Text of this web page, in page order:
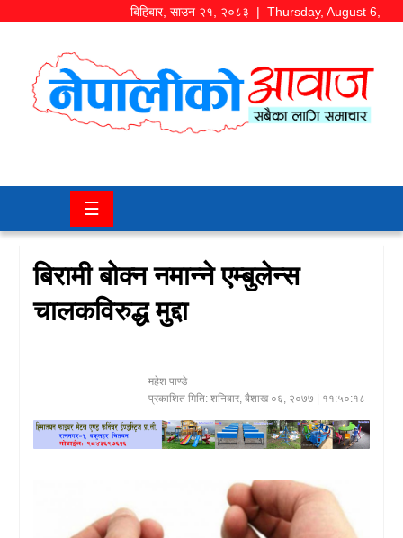
बिहिबार,साउन २१, २०८३ | Thursday, August 6,
समाज/
चितवन
कला/
मनोरञ्जन
खेलकुद
☰
बिरामी बोक्न नमान्ने एम्बुलेन्स
चालकविरुद्ध मुद्दा
महेश पाण्डे
प्रकाशित मिति: शनिबार, बैशाख ०६, २०७७ | ११:५०:१८